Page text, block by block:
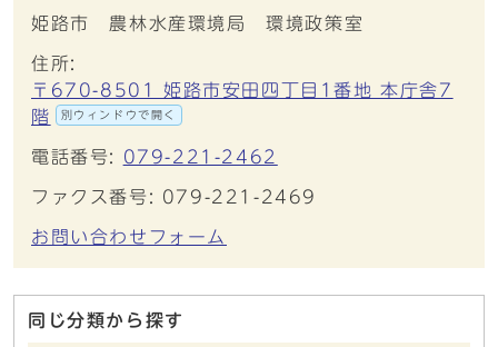
姫路市 農林水産環境局 環境政策室
住所:
〒670-8501 姫路市安田四丁目1番地 本庁舎7
階
別ウィンドウで開く
電話番号: 079-221-2462
ファクス番号: 079-221-2469
お問い合わせフォーム
同じ分類から探す